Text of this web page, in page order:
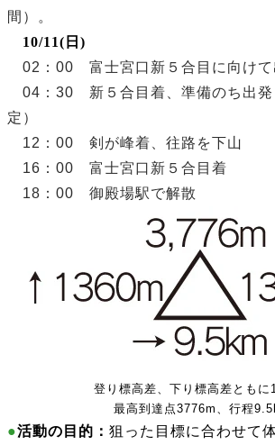
間）。
10/11(日)
02：00 富士宮口新５合目に向けて
04：30 新５合目着、準備のち出発
定）
12：00 剣が峰着、往路を下山
16：00 富士宮口新５合目着
18：00 御殿場駅で解散
登り標高差、下り標高差ともに
最高到達点3776m、行程
●活動の目的： 狙った目標に合わせて